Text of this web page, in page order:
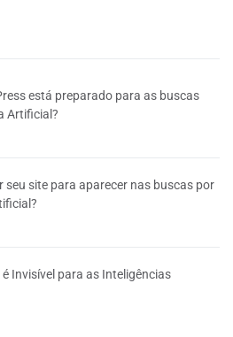
está preparado para as buscas
Artificial?
seu site para aparecer nas buscas por
é Invisível para as Inteligências